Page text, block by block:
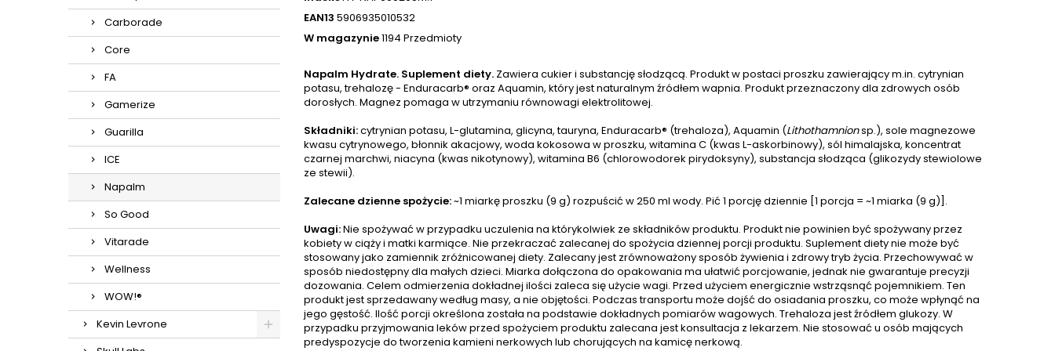
Carborade
Core
FA
Gamerize
Guarilla
ICE
Napalm
So Good
Vitarade
Wellness
WOW!®
Kevin Levrone
EAN13 5906935010532
W magazynie1194 Przedmioty
Napalm Hydrate. Suplement diety. Zawiera cukier i substancję słodzącą. Produkt w postaci proszku zawierający m.in. cytrynian
potasu, trehalozę - Enduracarb® oraz Aquamin, który jest naturalnym źródłem wapnia. Produkt przeznaczony dla zdrowych osób
dorosłych. Magnez pomaga w utrzymaniu równowagi elektrolitowej.
Składniki:cytrynian potasu, L-glutamina, glicyna, tauryna, Enduracarb® (trehaloza), Aquamin (Lithothamnionsp.), sole magnezowe
kwasu cytrynowego, błonnik akacjowy, woda kokosowa w proszku, witamina C (kwas L-askorbinowy), sól himalajska, koncentrat
czarnej marchwi, niacyna (kwas nikotynowy), witamina B6 (chlorowodorek pirydoksyny), substancja słodząca (glikozydy stewiolowe
ze stewii).
Zalecane dzienne spożycie:~1 miarkę proszku (9 g) rozpuścić w 250 ml wody. Pić 1 porcję dziennie [1 porcja = ~1 miarka (9 g)].
Uwagi:Nie spożywać w przypadku uczulenia na którykolwiek ze składników produktu. Produkt nie powinien być spożywany przez
kobiety w ciąży i matki karmiące. Nie przekraczać zalecanej do spożycia dziennej porcji produktu. Suplement diety nie może być
stosowany jako zamiennik zróżnicowanej diety. Zalecany jest zrównoważony sposób żywienia i zdrowy tryb życia. Przechowywać w
sposób niedostępny dla małych dzieci. Miarka dołączona do opakowania ma ułatwić porcjowanie, jednak nie gwarantuje precyzji
dozowania. Celem odmierzenia dokładnej ilości zaleca się użycie wagi. Przed użyciem energicznie wstrząsnąć pojemnikiem. Ten
produkt jest sprzedawany według masy, a nie objętości. Podczas transportu może dojść do osiadania proszku, co może wpłynąć na
jego gęstość. Ilość porcji określona została na podstawie dokładnych pomiarów wagowych. Trehaloza jest źródłem glukozy. W
przypadku przyjmowania leków przed spożyciem produktu zalecana jest konsultacja z lekarzem. Nie stosować u osób mających
predyspozycje do tworzenia kamieni nerkowych lub chorujących na kamicę nerkową.